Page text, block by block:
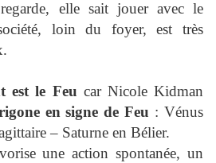
elle sait jouer avec le
loin du foyer, est très
est le Feu car Nicole Kidman
en signe de Feu : Vénus
– Saturne en Bélier.
une action spontanée, un